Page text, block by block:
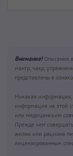
Внимание!Описания
мантр, чакр,
представлены в
Никакая информация,
информация на этой
или медицинским
Прежде чем
жизни или рациона
лицензированным